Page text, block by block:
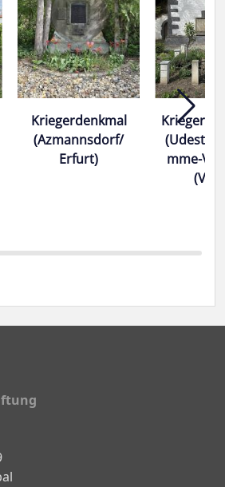
Kriegerdenkmal
(Azmannsdorf/
Erfurt)
mme-
(VG))